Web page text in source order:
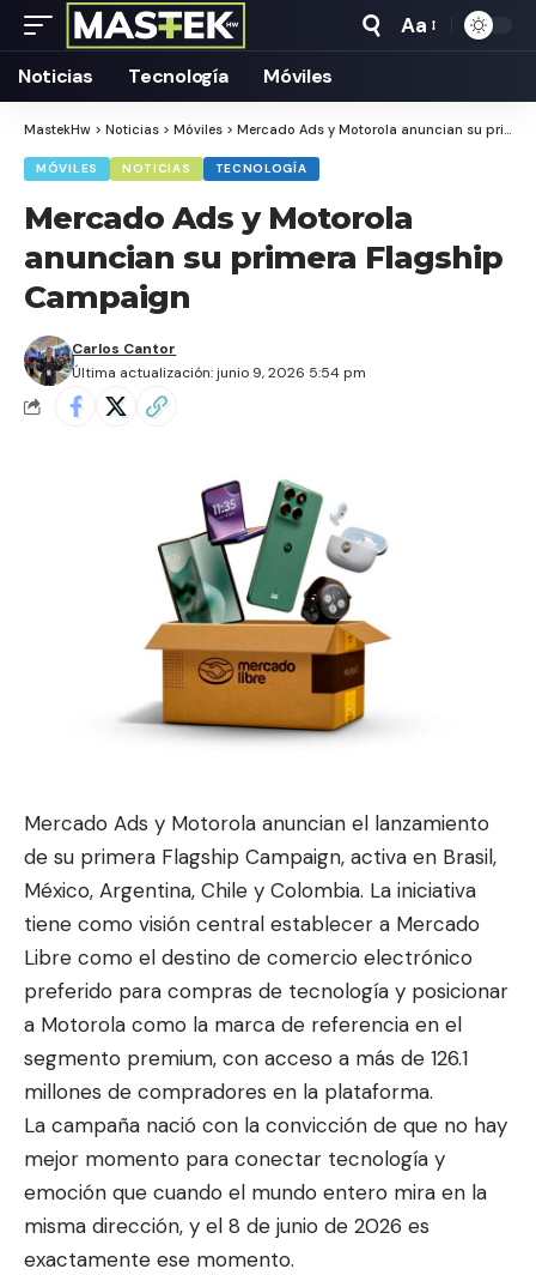
Tamaño
Aa
Noticias Tecnología Móviles
MastekHw > Noticias > Móviles > Mercado Ads y Motorola anuncian su primera Flagship Campaign
MÓVILES NOTICIAS TECNOLOGÍA
Mercado Ads y Motorola
anuncian su primera Flagship
Campaign
Última actualización: junio 9, 2026 5:54 pm
Carlos Cantor
Mercado Ads y Motorola anuncian el lanzamiento
de su primera Flagship Campaign, activa en Brasil,
México, Argentina, Chile y Colombia. La iniciativa
tiene como visión central establecer a Mercado
Libre como el destino de comercio electrónico
preferido para compras de tecnología y posicionar
a Motorola como la marca de referencia en el
segmento premium, con acceso a más de 126.1
millones de compradores en la plataforma.
La campaña nació con la convicción de que no hay
mejor momento para conectar tecnología y
emoción que cuando el mundo entero mira en la
misma dirección, y el 8 de junio de 2026 es
exactamente ese momento.